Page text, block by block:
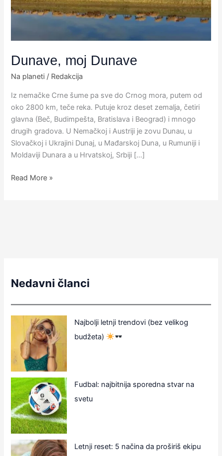
Dunave, moj Dunave
Na planeti / Redakcija
Iz nemačke Crne šume pa sve do Crnog mora, putem od
oko 2800 km, teče reka. Putuje kroz deset zemalja, četiri
glavna (Beč, Budimpešta, Bratislava i Beograd) i mnogo
drugih gradova.​ U Nemačkoj i Austriji je zovu Dunau, u
Slovačkoj i Ukrajini Dunaj, u Mađarskoj Duna, u Rumuniji i
Moldaviji Dunara a u Hrvatskoj, Srbiji […]
Read More »
Nedavni članci
Najbolji letnji trendovi (bez velikog
budžeta)
Fudbal: najbitnija sporedna stvar na
svetu
Letnji reset: 5 načina da proširiš ekipu